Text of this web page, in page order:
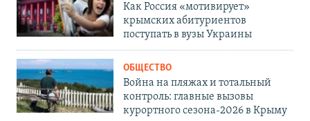
Как Россия «мотивирует»
крымских абитуриентов
поступать в вузы Украины
ОБЩЕСТВО
Война на пляжах и тотальный
контроль: главные вызовы
курортного сезона-2026 в Крыму